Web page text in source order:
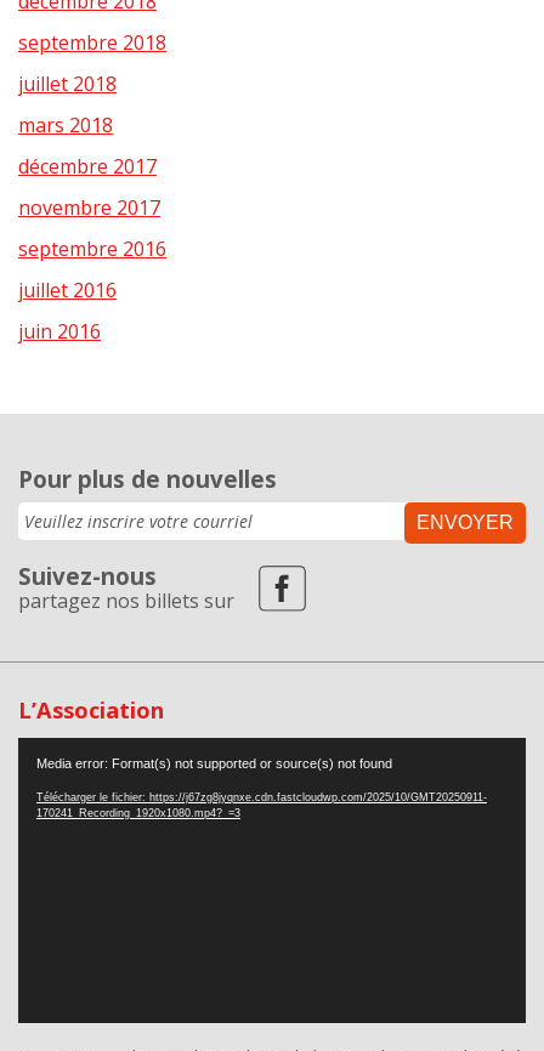
septembre 2018
juillet 2018
mars 2018
décembre 2017
novembre 2017
septembre 2016
juillet 2016
juin 2016
Pour plus de nouvelles
ENVOYER
Suivez-nous
partagez nos billets sur
L’Association
vidéo
Media error: Format(s) not supported or source(s) not found
Télécharger le fichier: https://j67zg8jyqnxe.cdn.fastcloudwp.com/2025/10/GMT20250911-
170241_Recording_1920x1080.mp4?_=3